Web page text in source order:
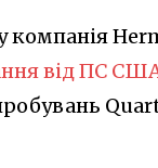
компанія
від ПС